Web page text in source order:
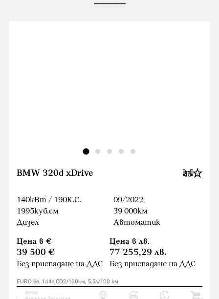
BMW 320d xDrive
140кВт / 190К.С.
1995куб.cм
Дизел
09/2022
39 000км
Автоматик
Цена в €
39 500 €
Без приспадане на ДДС
Цена в лв.
77 255,29 лв.
Без приспадане на ДДС
EURO 6e, 144г CO2/100км, 5.5л/100 км